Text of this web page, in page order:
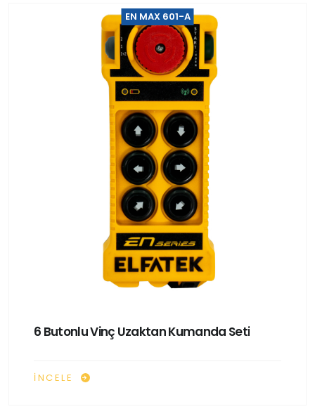
EN MAX 601-A
6 Butonlu Vinç Uzaktan Kumanda Seti
İNCELE